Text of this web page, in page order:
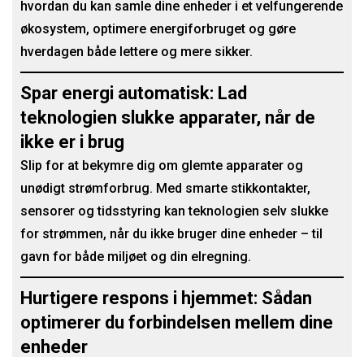
hvordan du kan samle dine enheder i et velfungerende
økosystem, optimere energiforbruget og gøre
hverdagen både lettere og mere sikker.
Spar energi automatisk: Lad
teknologien slukke apparater, når de
ikke er i brug
Slip for at bekymre dig om glemte apparater og
unødigt strømforbrug. Med smarte stikkontakter,
sensorer og tidsstyring kan teknologien selv slukke
for strømmen, når du ikke bruger dine enheder – til
gavn for både miljøet og din elregning.
Hurtigere respons i hjemmet: Sådan
optimerer du forbindelsen mellem dine
enheder